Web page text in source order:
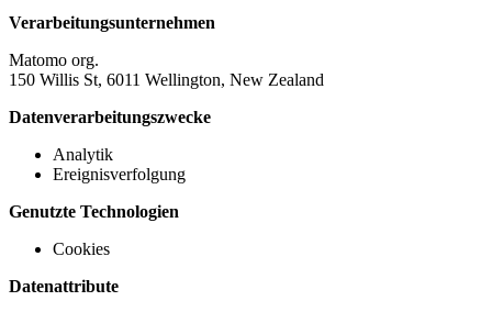
Verarbeitungsunternehmen
Matomo org.
150 Willis St, 6011 Wellington, New Zealand
Datenverarbeitungszwecke
Analytik
Ereignisverfolgung
Genutzte Technologien
Cookies
Datenattribute